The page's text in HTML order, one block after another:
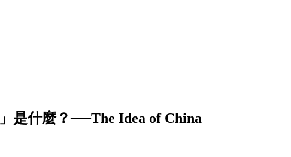
是什麼？──The Idea of China